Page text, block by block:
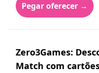
Pegar oferecer →
Zero3Games:
Match com